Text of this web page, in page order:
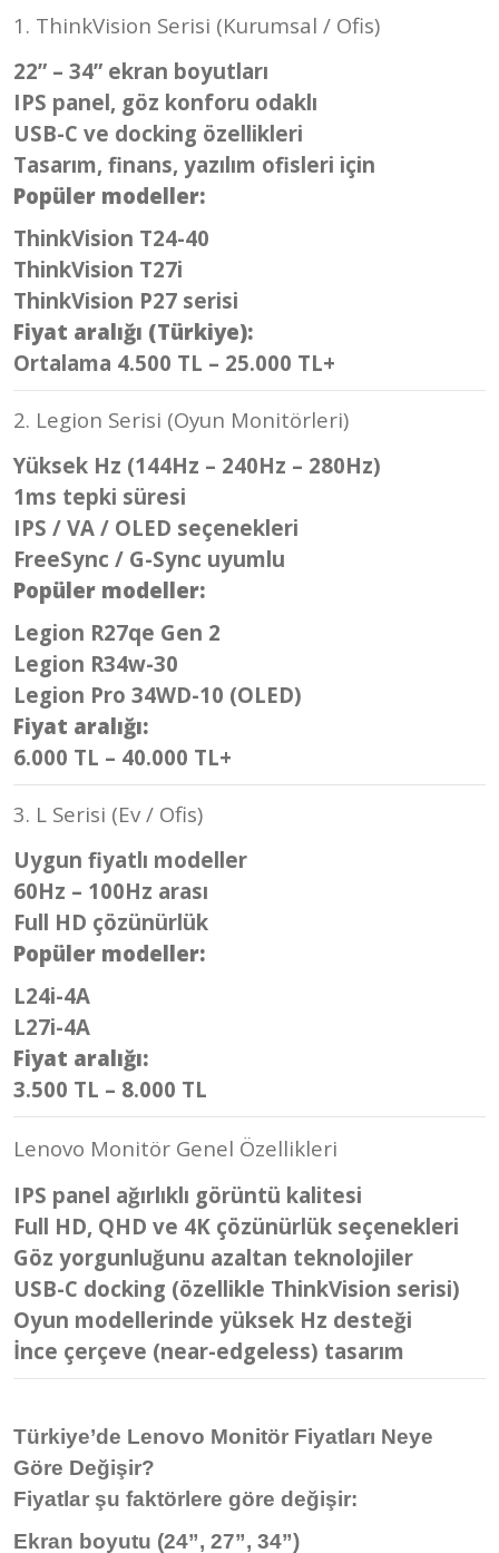
1. ThinkVision Serisi (Kurumsal / Ofis)
22” – 34” ekran boyutları
IPS panel, göz konforu odaklı
USB-C ve docking özellikleri
Tasarım, finans, yazılım ofisleri için
Popüler modeller:
ThinkVision T24-40
ThinkVision T27i
ThinkVision P27 serisi
Fiyat aralığı (Türkiye):
Ortalama 4.500 TL – 25.000 TL+
2. Legion Serisi (Oyun Monitörleri)
Yüksek Hz (144Hz – 240Hz – 280Hz)
1ms tepki süresi
IPS / VA / OLED seçenekleri
FreeSync / G-Sync uyumlu
Popüler modeller:
Legion R27qe Gen 2
Legion R34w-30
Legion Pro 34WD-10 (OLED)
Fiyat aralığı:
6.000 TL – 40.000 TL+
3. L Serisi (Ev / Ofis)
Uygun fiyatlı modeller
60Hz – 100Hz arası
Full HD çözünürlük
Popüler modeller:
L24i-4A
L27i-4A
Fiyat aralığı:
3.500 TL – 8.000 TL
Lenovo Monitör Genel Özellikleri
IPS panel ağırlıklı görüntü kalitesi
Full HD, QHD ve 4K çözünürlük seçenekleri
Göz yorgunluğunu azaltan teknolojiler
USB-C docking (özellikle ThinkVision serisi)
Oyun modellerinde yüksek Hz desteği
İnce çerçeve (near-edgeless) tasarım
Türkiye’de Lenovo Monitör Fiyatları Neye
Göre Değişir?
Fiyatlar şu faktörlere göre değişir:
Ekran boyutu (24”, 27”, 34”)